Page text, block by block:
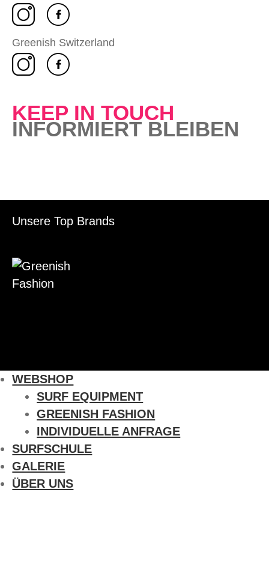
Greenish Switzerland
KEEP IN TOUCH
INFORMIERT BLEIBEN
Unsere Top Brands
WEBSHOP
SURF EQUIPMENT
GREENISH FASHION
INDIVIDUELLE ANFRAGE
SURFSCHULE
GALERIE
ÜBER UNS